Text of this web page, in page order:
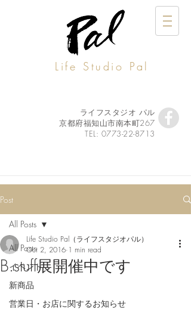
Life Studio Pal
ライフスタジオ パル
京都府福知山市南本町267
TEL: 0773-22-8713
Post
All Posts
イベント
新商品
営業日・お店に関するお知らせ
All Posts
B.stuff展開催中です
Life Studio Pal（ライフスタジオパル）
Oct 2, 2016 1 min read